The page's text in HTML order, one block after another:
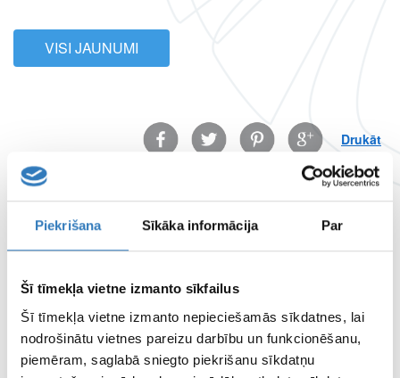
Piekrišana Sīkāka informācija Par
Šī tīmekļa vietne izmanto sīkfailus
Šī tīmekļa vietne izmanto nepieciešamās sīkdatnes, lai
nodrošinātu vietnes pareizu darbību un funkcionēšanu,
piemēram, saglabā sniegto piekrišanu sīkdatņu
VISI JAUNUMI
FacebookTwitter Pinterest Google Drukāt
SPECIĀLISTI
SIA “Vizuālā diagnostika” speciālisti
APDROŠINĀTĀJI
Apskati apdrošinātājus šeit
ATTĀLINĀTĀS DIAGNOSTIKAS CENTRS